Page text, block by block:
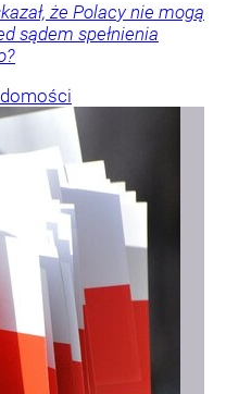
że Polacy nie mogą
sądem spełnienia